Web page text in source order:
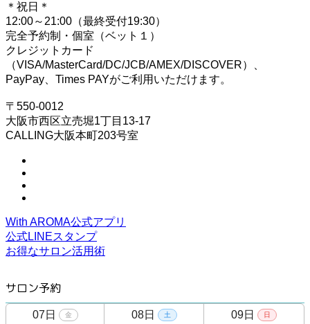
＊祝日＊
12:00～21:00（最終受付19:30）
完全予約制・個室（ベット１）
クレジットカード
（VISA/MasterCard/DC/JCB/AMEX/DISCOVER）、
PayPay、Times PAYがご利用いただけます。
〒550-0012
大阪市西区立売堀1丁目13-17
CALLING大阪本町203号室
With AROMA公式アプリ
公式LINEスタンプ
お得なサロン活用術
サロン予約